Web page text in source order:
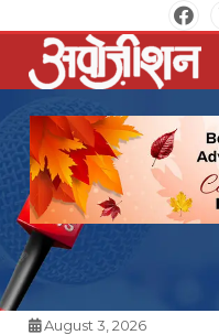
to
content
Opposition
August 3, 2026